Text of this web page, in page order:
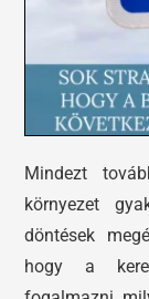
Mindezt
környezet
döntések
hogy a